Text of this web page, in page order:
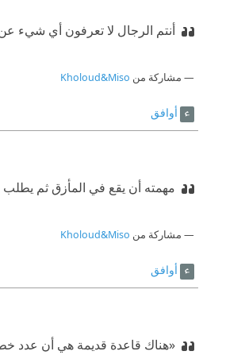
أنتم الرجال لا تعرفون أي شيء
مشاركة من Kholoud&Miso
أوافق
مهمته أن يقع في المأزق ثم يطلب
مشاركة من Kholoud&Miso
أوافق
«هناك قاعدة قديمة هي أن عدد